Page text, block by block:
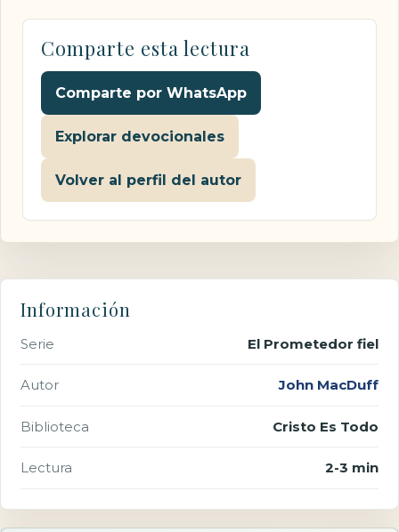
Comparte esta lectura
Comparte por WhatsApp
Explorar devocionales
Volver al perfil del autor
Información
Serie El Prometedor fiel
Autor John MacDuff
Biblioteca Cristo Es Todo
Lectura 2-3 min